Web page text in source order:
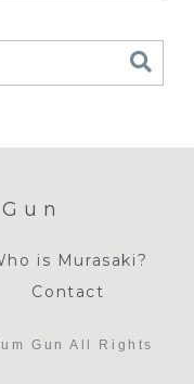
is Murasaki?
Contact
Gun All Rights